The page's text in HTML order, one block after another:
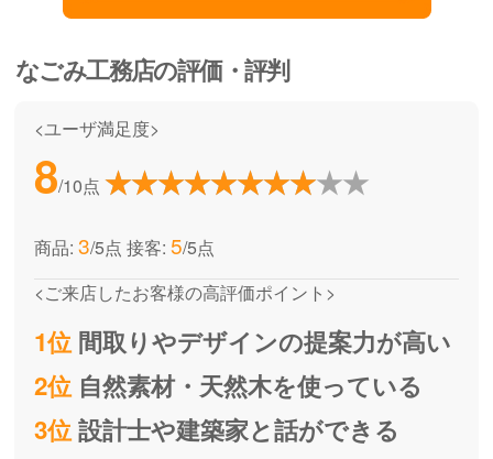
なごみ工務店の評価・評判
<ユーザ満足度>
8/10点
商品: 3/5点 接客: 5/5点
<ご来店したお客様の高評価ポイント>
1位間取りやデザインの提案力が高い
2位自然素材・天然木を使っている
3位設計士や建築家と話ができる